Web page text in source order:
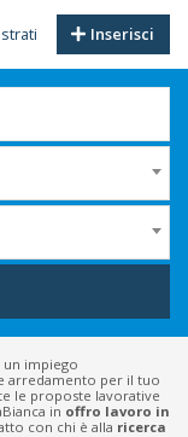
Inserisci
un impiego
arredamento per il tuo
le proposte lavorative
in offro lavoro in
con chi è alla ricerca